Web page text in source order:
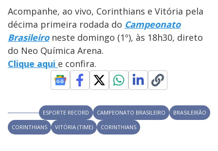
Acompanhe, ao vivo, Corinthians e Vitória pela
décima primeira rodada do Campeonato
Brasileiro neste domingo (1º), às 18h30, direto
do Neo Química Arena.
Clique aqui e confira.
ESPORTE RECORD CAMPEONATO BRASILEIRO
BRASILEIRÃO
CORINTHIANS
VITÓRIA (TIME) CORINTHIANS